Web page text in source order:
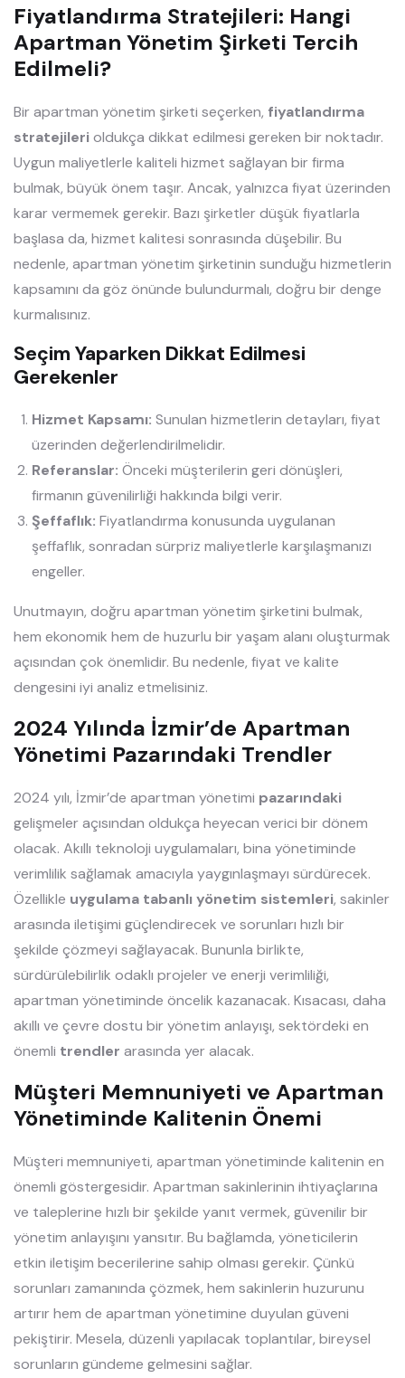
Fiyatlandırma Stratejileri: Hangi
Apartman Yönetim Şirketi Tercih
Edilmeli?
Bir apartman yönetim şirketi seçerken, fiyatlandırma
stratejilerioldukça dikkat edilmesi gereken bir noktadır.
Uygun maliyetlerle kaliteli hizmet sağlayan bir firma
bulmak, büyük önem taşır. Ancak, yalnızca fiyat üzerinden
karar vermemek gerekir. Bazı şirketler düşük fiyatlarla
başlasa da, hizmet kalitesi sonrasında düşebilir. Bu
nedenle, apartman yönetim şirketinin sunduğu hizmetlerin
kapsamını da göz önünde bulundurmalı, doğru bir denge
kurmalısınız.
Seçim Yaparken Dikkat Edilmesi
Gerekenler
Hizmet Kapsamı: Sunulan hizmetlerin detayları, fiyat
üzerinden değerlendirilmelidir.
Referanslar: Önceki müşterilerin geri dönüşleri,
firmanın güvenilirliği hakkında bilgi verir.
Şeffaflık: Fiyatlandırma konusunda uygulanan
şeffaflık, sonradan sürpriz maliyetlerle karşılaşmanızı
engeller.
Unutmayın, doğru apartman yönetim şirketini bulmak,
hem ekonomik hem de huzurlu bir yaşam alanı oluşturmak
açısından çok önemlidir. Bu nedenle, fiyat ve kalite
dengesini iyi analiz etmelisiniz.
2024 Yılında İzmir’de Apartman
Yönetimi Pazarındaki Trendler
2024 yılı, İzmir’de apartman yönetimi pazarındaki
gelişmeler açısından oldukça heyecan verici bir dönem
olacak. Akıllı teknoloji uygulamaları, bina yönetiminde
verimlilik sağlamak amacıyla yaygınlaşmayı sürdürecek.
Özellikle uygulama tabanlı yönetim sistemleri, sakinler
arasında iletişimi güçlendirecek ve sorunları hızlı bir
şekilde çözmeyi sağlayacak. Bununla birlikte,
sürdürülebilirlik odaklı projeler ve enerji verimliliği,
apartman yönetiminde öncelik kazanacak. Kısacası, daha
akıllı ve çevre dostu bir yönetim anlayışı, sektördeki en
önemli trendler arasında yer alacak.
Müşteri Memnuniyeti ve Apartman
Yönetiminde Kalitenin Önemi
Müşteri memnuniyeti, apartman yönetiminde kalitenin en
önemli göstergesidir. Apartman sakinlerinin ihtiyaçlarına
ve taleplerine hızlı bir şekilde yanıt vermek, güvenilir bir
yönetim anlayışını yansıtır. Bu bağlamda, yöneticilerin
etkin iletişim becerilerine sahip olması gerekir. Çünkü
sorunları zamanında çözmek, hem sakinlerin huzurunu
artırır hem de apartman yönetimine duyulan güveni
pekiştirir. Mesela, düzenli yapılacak toplantılar, bireysel
sorunların gündeme gelmesini sağlar.